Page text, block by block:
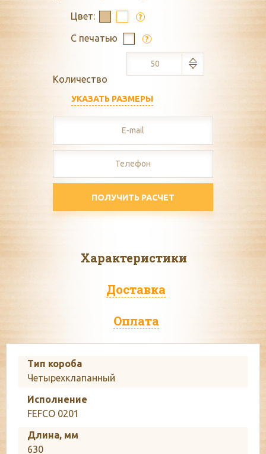
Цвет: ?
С печатью ?
Количество
УКАЗАТЬ РАЗМЕРЫ
ПОЛУЧИТЬ РАСЧЕТ
Характеристики
Доставка
Оплата
Тип короба
Четырехклапанный
Исполнение
FEFCO 0201
Длина, мм
630